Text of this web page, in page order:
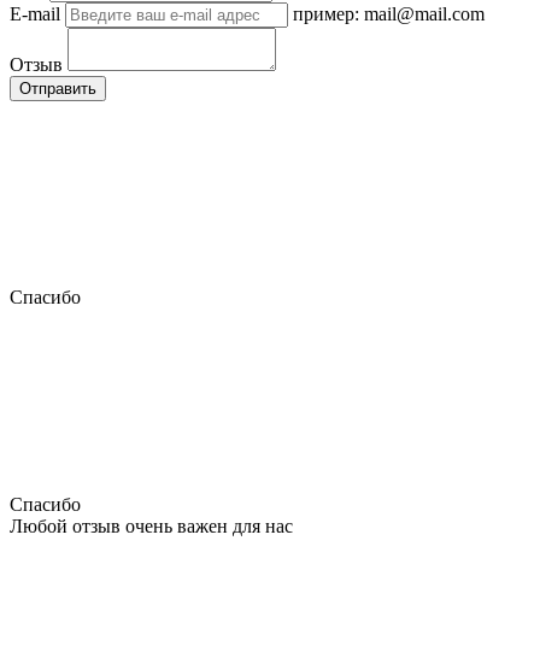
E-mail
пример: mail@mail.com
Отзыв
Отправить
Спасибо
Спасибо
Любой отзыв очень важен для нас